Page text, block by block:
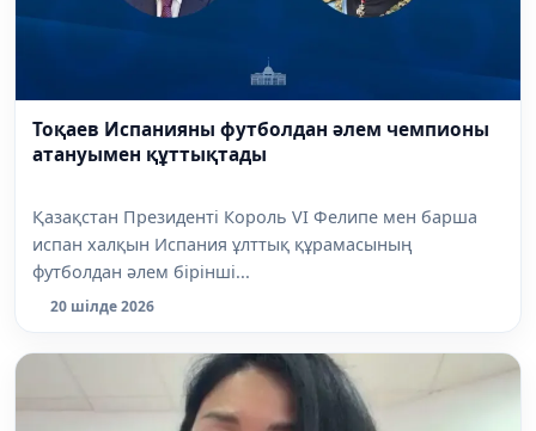
Тоқаев Испанияны футболдан әлем чемпионы
атануымен құттықтады
Қазақстан Президенті Король VI Фелипе мен барша
испан халқын Испания ұлттық құрамасының
футболдан әлем бірінші...
20 шілде 2026